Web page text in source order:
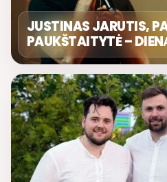
JUSTINAS JARUTIS,
PAUKŠTAITYTĖ –